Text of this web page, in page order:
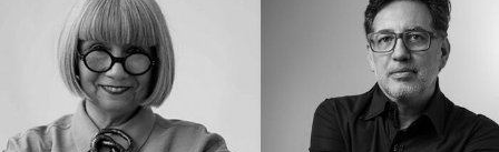
populares e indígenas de Paraguay.